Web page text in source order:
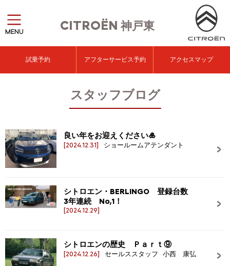
CITROËN神戸東
MENU
試乗予約 アフターサービス予約 アクセスマップ
スタッフブログ
良い年をお迎えください🎍
[2024.12.31] ショールームアテンダント
シトロエン・BERLINGO 登録台数
3年連続 No,1！
[2024.12.29]
シトロエンの歴史 Ｐａｒｔ⑨
[2024.12.26] セールススタッフ 小西 康弘